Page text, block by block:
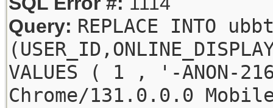
Query: REPLACE INTO
VALUES ( 1 , '-
Chrome/131.0.0.0